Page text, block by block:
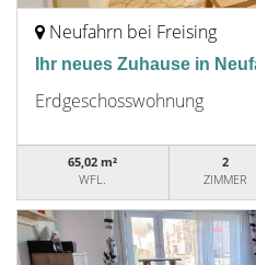
Neufahrn bei Freising
Ihr neues Zuhause in
Erdgeschosswohnung
65,02 m²
WFL.
2
ZIMMER